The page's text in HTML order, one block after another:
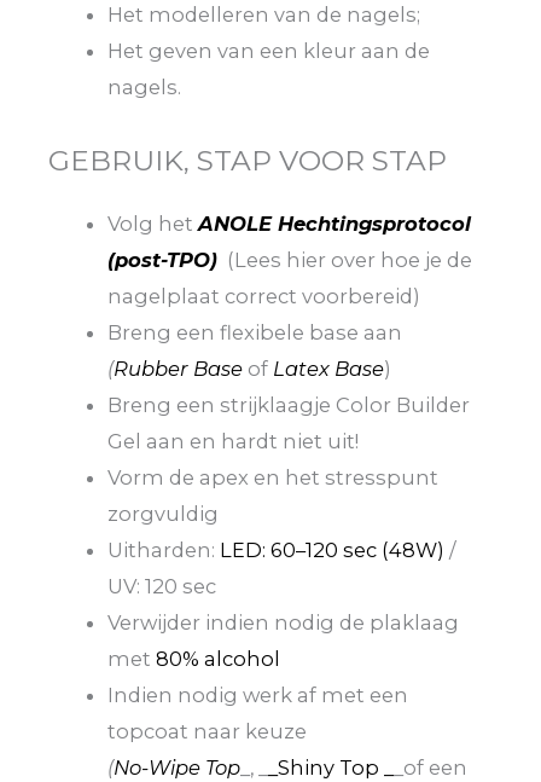
Het modelleren van de nagels;
Het geven van een kleur aan de
nagels.
GEBRUIK, STAP VOOR STAP
Volg hetANOLE Hechtingsprotocol
(post-TPO) (Lees hier over hoe je de
nagelplaat correct voorbereid)
Breng een flexibele base aan
(Rubber Base of Latex Base)
Breng een strijklaagje Color Builder
Gel aan en hardt niet uit!
Vorm de apex en het stresspunt
zorgvuldig
Uitharden: LED: 60–120 sec (48W) /
UV: 120 sec
Verwijder indien nodig de plaklaag
met80% alcohol
Indien nodig werk af met een
topcoat naar keuze
(No-Wipe Top _, _ _Shiny Top _
_of een